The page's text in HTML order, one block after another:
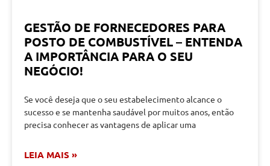
GESTÃO DE FORNECEDORES PARA
POSTO DE COMBUSTÍVEL – ENTENDA
A IMPORTÂNCIA PARA O SEU
NEGÓCIO!
Se você deseja que o seu estabelecimento alcance o
sucesso e se mantenha saudável por muitos anos, então
precisa conhecer as vantagens de aplicar uma
LEIA MAIS »